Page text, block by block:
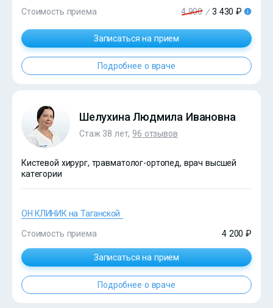
Стоимость приема 4 900 / 3 430 ₽
Записаться на прием
Подробнее о враче
?>
Шелухина Людмила Ивановна
Стаж 38 лет, 96 отзывов
Кистевой хирург, травматолог-ортопед, врач высшей
категории
ОН КЛИНИК на Таганской
Стоимость приема 4 200 ₽
Записаться на прием
Подробнее о враче